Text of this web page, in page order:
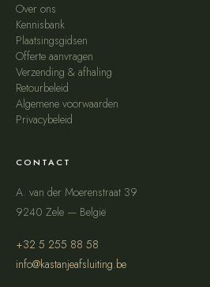
Over ons
Kennisbank
Plaatsingsgidsen
Offerte aanvragen
Verzending & afhaling
Retourbeleid
Algemene voorwaarden
Privacybeleid
CONTACT
A. van der Moerenstraat 39
9240 Zele — België
+32 5 255 88 58
info@kastanjeafsluiting.be